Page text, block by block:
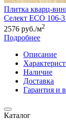
Плитка кварц-
Селект ЕСО 106-
2576 руб./м2
Подробнее
Описание
Наличие
Доставка
Гарантия и
Каталог